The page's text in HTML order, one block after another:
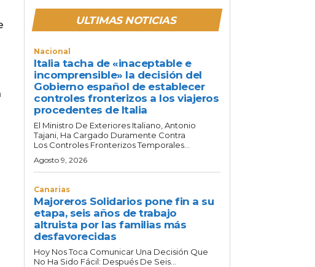
ULTIMAS NOTICIAS
Nacional
Italia tacha de «inaceptable e
incomprensible» la decisión del
Gobierno español de establecer
controles fronterizos a los viajeros
procedentes de Italia
El Ministro De Exteriores Italiano, Antonio
Tajani, Ha Cargado Duramente Contra
Los Controles Fronterizos Temporales...
Agosto 9, 2026
Canarias
Majoreros Solidarios pone fin a su
etapa, seis años de trabajo
altruista por las familias más
desfavorecidas
Hoy Nos Toca Comunicar Una Decisión Que
No Ha Sido Fácil: Después De Seis...